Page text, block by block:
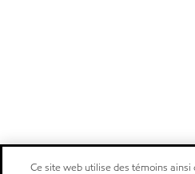
Ce site web utilise des témoins